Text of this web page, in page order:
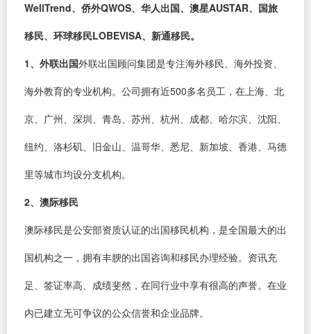
WellTrend、侨外QWOS、华人出国、澳星AUSTAR、国旅
移民、环球移民LOBEVISA、新通移民。
1、外联出国外联出国顾问集团是专注海外移民、海外投资、
海外教育的专业机构。公司拥有近500多名员工，在上海、北
京、广州、深圳、青岛、苏州、杭州、成都、哈尔滨、沈阳、
纽约、洛杉矶、旧金山、温哥华、悉尼、新加坡、香港、马德
里等城市均设分支机构。
2、澳际移民
澳际移民是公安部资质认证的出国移民机构，是全国最大的出
国机构之一，拥有丰腴的出国咨询和移民办理经验。资讯充
足、签证率高、成绩斐然，在同行业中享有很高的声誉。在业
内已建立无可争议的公众信誉和企业品牌。